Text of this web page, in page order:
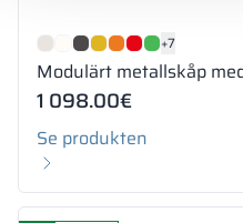
+7
Modulärt metallskåp
1 098.00€
Se produkten